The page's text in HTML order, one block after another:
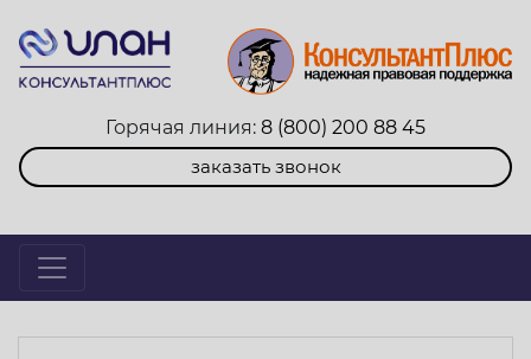
Горячая линия: 8 (800) 200 88 45
заказать звонок